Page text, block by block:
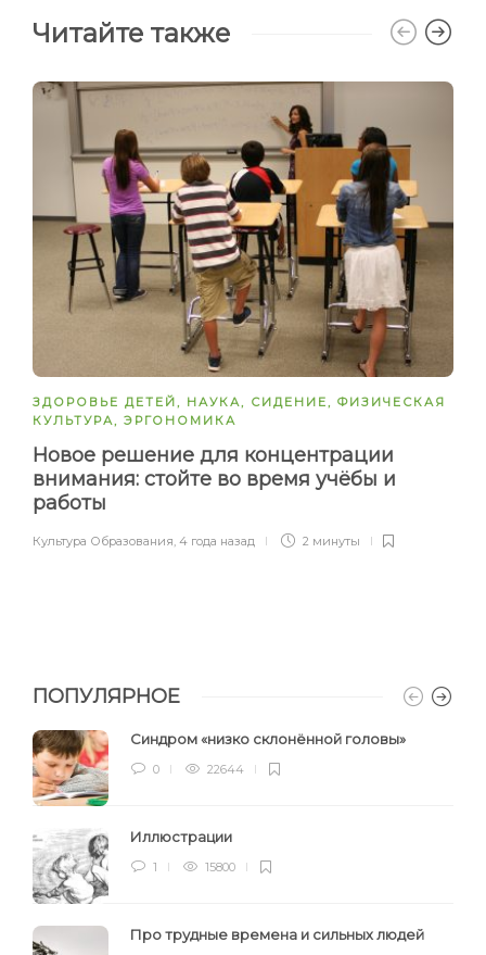
Читайте также
ЗДОРОВЬЕ ДЕТЕЙ, НАУКА, СИДЕНИЕ, ФИЗИЧЕСКАЯ
КУЛЬТУРА, ЭРГОНОМИКА
Новое решение для концентрации
внимания: cтойте во время учёбы и
работы
Культура Образования, 4 года назад 2 минуты
ПОПУЛЯРНОЕ
Синдром «низко склонённой головы»
0 22644
Иллюстрации
1 15800
Про трудные времена и сильных людей